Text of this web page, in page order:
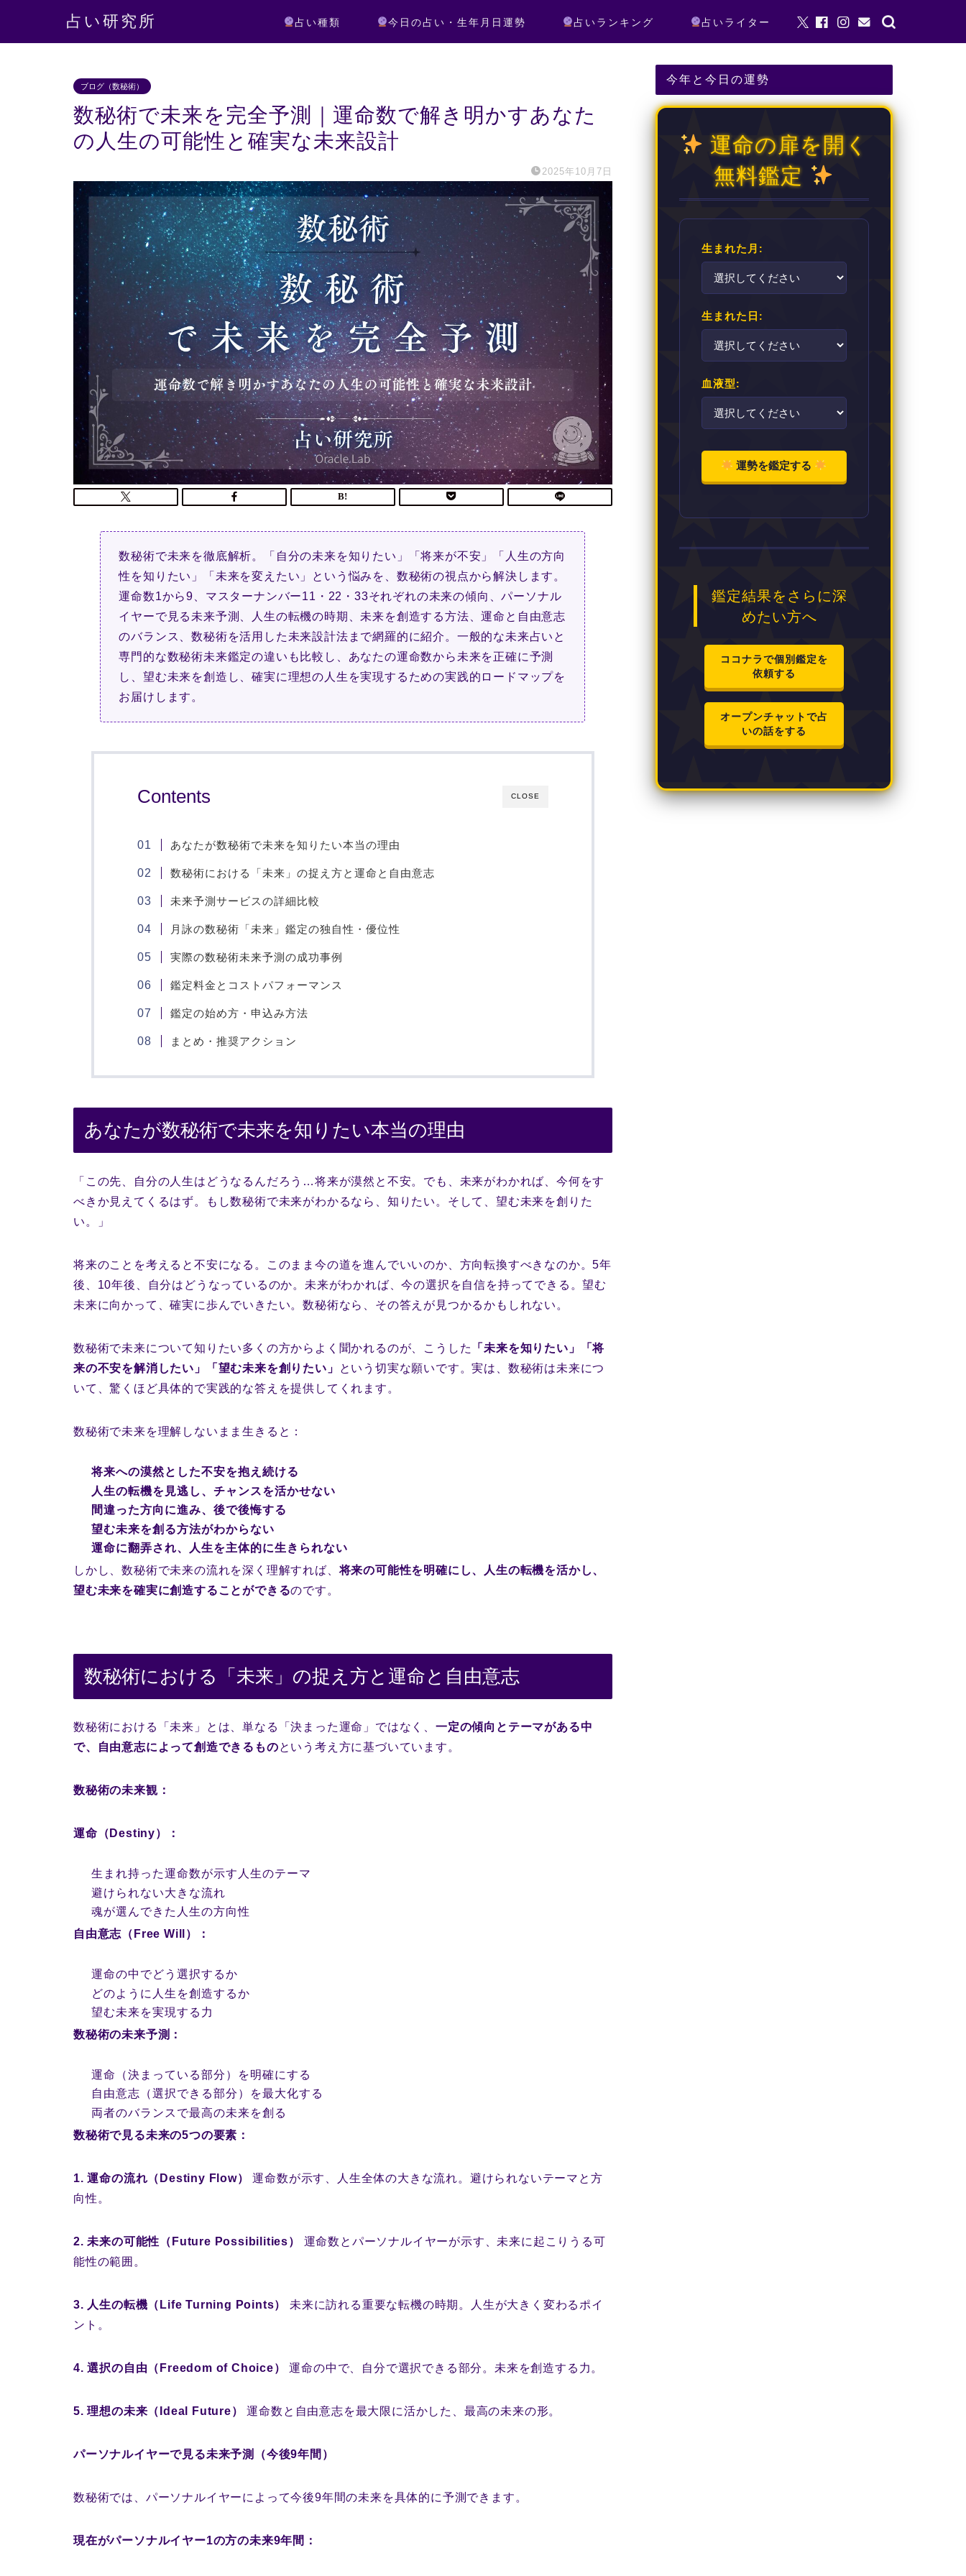
占い研究所 占い種類 今日の占い・生年月日運勢 占いランキング 占いライター
ブログ（数秘術）
数秘術で未来を完全予測｜運命数で解き明かすあなた
の人生の可能性と確実な未来設計
2025年10月7日
数秘術で未来を徹底解析。「自分の未来を知りたい」「将来が不安」「人生の方向
性を知りたい」「未来を変えたい」という悩みを、数秘術の視点から解決します。
運命数1から9、マスターナンバー11・22・33それぞれの未来の傾向、パーソナル
イヤーで見る未来予測、人生の転機の時期、未来を創造する方法、運命と自由意志
のバランス、数秘術を活用した未来設計法まで網羅的に紹介。一般的な未来占いと
専門的な数秘術未来鑑定の違いも比較し、あなたの運命数から未来を正確に予測
し、望む未来を創造し、確実に理想の人生を実現するための実践的ロードマップを
お届けします。
CLOSE
Contents
あなたが数秘術で未来を知りたい本当の理由
数秘術における「未来」の捉え方と運命と自由意志
未来予測サービスの詳細比較
月詠の数秘術「未来」鑑定の独自性・優位性
実際の数秘術未来予測の成功事例
鑑定料金とコストパフォーマンス
鑑定の始め方・申込み方法
まとめ・推奨アクション
あなたが数秘術で未来を知りたい本当の理由
「この先、自分の人生はどうなるんだろう…将来が漠然と不安。でも、未来がわかれば、今何をす
べきか見えてくるはず。もし数秘術で未来がわかるなら、知りたい。そして、望む未来を創りた
い。」
将来のことを考えると不安になる。このまま今の道を進んでいいのか、方向転換すべきなのか。5年
後、10年後、自分はどうなっているのか。未来がわかれば、今の選択を自信を持ってできる。望む
未来に向かって、確実に歩んでいきたい。数秘術なら、その答えが見つかるかもしれない。
数秘術で未来について知りたい多くの方からよく聞かれるのが、こうした
「未来を知りたい」「将
来の不安を解消したい」「望む未来を創りたい」
という切実な願いです。実は、数秘術は未来につ
いて、驚くほど具体的で実践的な答えを提供してくれます。
数秘術で未来を理解しないまま生きると：
将来への漠然とした不安を抱え続ける
人生の転機を見逃し、チャンスを活かせない
間違った方向に進み、後で後悔する
望む未来を創る方法がわからない
運命に翻弄され、人生を主体的に生きられない
しかし、数秘術で未来の流れを深く理解すれば、将来の可能性を明確にし、人生の転機を活かし、
望む未来を確実に創造することができるのです。
数秘術における「未来」の捉え方と運命と自由意志
数秘術における「未来」とは、単なる「決まった運命」ではなく、 一定の傾向とテーマがある中
で、自由意志によって創造できるものという考え方に基づいています。
数秘術の未来観：
運命（Destiny）：
生まれ持った運命数が示す人生のテーマ
避けられない大きな流れ
魂が選んできた人生の方向性
自由意志（Free Will）：
運命の中でどう選択するか
どのように人生を創造するか
望む未来を実現する力
数秘術の未来予測：
運命（決まっている部分）を明確にする
自由意志（選択できる部分）を最大化する
両者のバランスで最高の未来を創る
数秘術で見る未来の5つの要素：
1. 運命の流れ（Destiny Flow）
運命数が示す、人生全体の大きな流れ。避けられないテーマと方
向性。
2. 未来の可能性（Future Possibilities）
運命数とパーソナルイヤーが示す、未来に起こりうる可
能性の範囲。
3. 人生の転機（Life Turning Points）
未来に訪れる重要な転機の時期。人生が大きく変わるポイ
ント。
4. 選択の自由（Freedom of Choice） 運命の中で、自分で選択できる部分。未来を創造する力。
5. 理想の未来（Ideal Future） 運命数と自由意志を最大限に活かした、最高の未来の形。
パーソナルイヤーで見る未来予測（今後9年間）
数秘術では、パーソナルイヤーによって今後9年間の未来を具体的に予測できます。
現在がパーソナルイヤー1の方の未来9年間：
今年と今日の運勢
運命の扉を開く
無料鑑定
生まれた月:
生まれた日:
血液型:
運勢を鑑定する
鑑定結果をさらに深
めたい方へ
ココナラで個別鑑定を
依頼する
オープンチャットで占
いの話をする